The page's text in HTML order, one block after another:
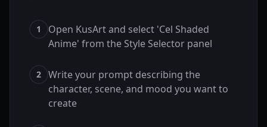
1
Open KusArt and select 'Cel Shaded
Anime' from the Style Selector panel
2
Write your prompt describing the
character, scene, and mood you want to
create